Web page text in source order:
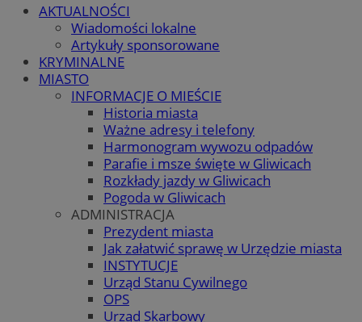
AKTUALNOŚCI
Wiadomości lokalne
Artykuły sponsorowane
KRYMINALNE
MIASTO
INFORMACJE O MIEŚCIE
Historia miasta
Ważne adresy i telefony
Harmonogram wywozu odpadów
Parafie i msze święte w Gliwicach
Rozkłady jazdy w Gliwicach
Pogoda w Gliwicach
ADMINISTRACJA
Prezydent miasta
Jak załatwić sprawę w Urzędzie miasta
INSTYTUCJE
Urząd Stanu Cywilnego
OPS
Urząd Skarbowy